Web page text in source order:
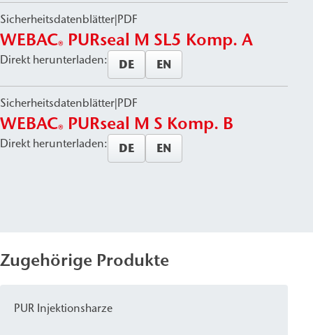
Sicherheitsdatenblätter|PDF
WEBAC® PURseal M SL5 Komp. A
Direkt herunterladen: DE EN
Sicherheitsdatenblätter|PDF
WEBAC® PURseal M S Komp. B
Direkt herunterladen: DE EN
Zugehörige Produkte
PUR Injektionsharze